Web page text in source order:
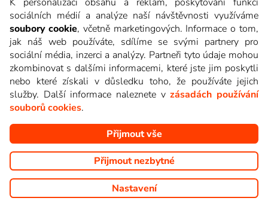
Copyright © goNET s.r.o. Na tomto webu jsou zobrazovány
obrázky z pořadů TV stanic, které můžete sledovat v Lepší.TV.
sociálních médií a analýze naší návštěvnosti využíváme
soubory cookie, včetně marketingových. Informace o tom,
jak náš web používáte, sdílíme se svými partnery pro
sociální média, inzerci a analýzy. Partneři tyto údaje mohou
zkombinovat s dalšími informacemi, které jste jim poskytli
nebo které získali v důsledku toho, že používáte jejich
služby. Další informace naleznete vzásadách používání
souborů cookies.
Přijmout vše
Přijmout nezbytné
Nastavení